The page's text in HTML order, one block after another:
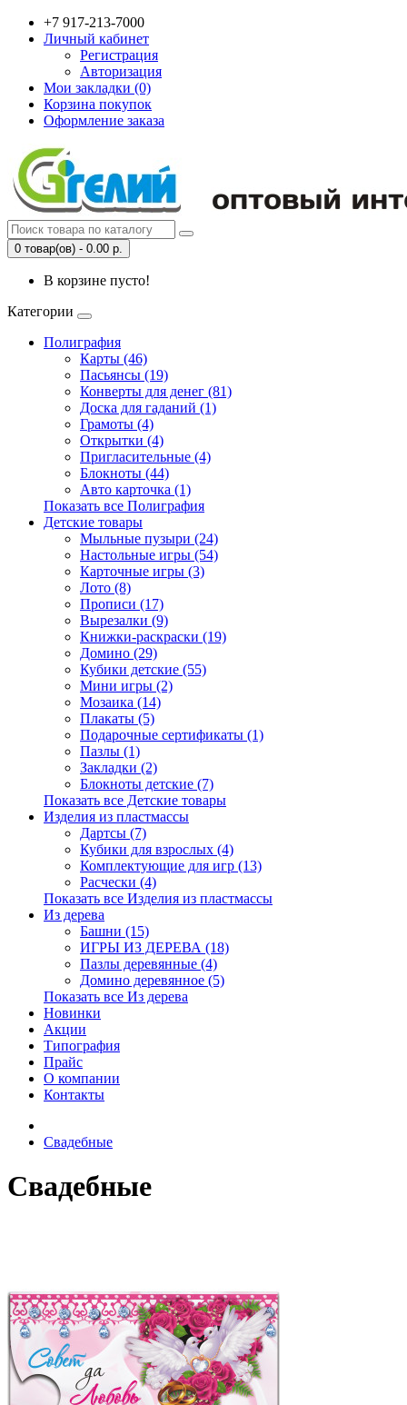
+7 917-213-7000
Личный кабинет
Регистрация
Авторизация
Мои закладки (0)
Корзина покупок
Оформление заказа
0 товар(ов) - 0.00 р.
В корзине пусто!
Категории
Полиграфия
Карты (46)
Пасьянсы (19)
Конверты для денег (81)
Доска для гаданий (1)
Грамоты (4)
Открытки (4)
Пригласительные (4)
Блокноты (44)
Авто карточка (1)
Показать все Полиграфия
Детские товары
Мыльные пузыри (24)
Настольные игры (54)
Карточные игры (3)
Лото (8)
Прописи (17)
Вырезалки (9)
Книжки-раскраски (19)
Домино (29)
Кубики детские (55)
Мини игры (2)
Мозаика (14)
Плакаты (5)
Подарочные сертификаты (1)
Пазлы (1)
Закладки (2)
Блокноты детские (7)
Показать все Детские товары
Изделия из пластмассы
Дартсы (7)
Кубики для взрослых (4)
Комплектующие для игр (13)
Расчески (4)
Показать все Изделия из пластмассы
Из дерева
Башни (15)
ИГРЫ ИЗ ДЕРЕВА (18)
Пазлы деревянные (4)
Домино деревянное (5)
Показать все Из дерева
Новинки
Акции
Типография
Прайс
О компании
Контакты
Свадебные
Свадебные